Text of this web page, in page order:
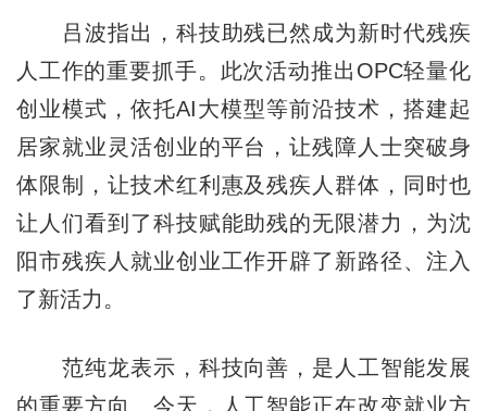
吕波指出，科技助残已然成为新时代残疾
人工作的重要抓手。此次活动推出OPC轻量化
创业模式，依托AI大模型等前沿技术，搭建起
居家就业灵活创业的平台，让残障人士突破身
体限制，让技术红利惠及残疾人群体，同时也
让人们看到了科技赋能助残的无限潜力，为沈
阳市残疾人就业创业工作开辟了新路径、注入
了新活力。
范纯龙表示，科技向善，是人工智能发展
的重要方向。今天，人工智能正在改变就业方